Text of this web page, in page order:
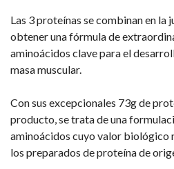
Las 3 proteínas se combinan en la
obtener una fórmula de
aminoácidos clave para el
masa muscular.
Con sus excepcionales 73g de
producto, se trata de una
aminoácidos cuyo valor biológico
los preparados de proteína de